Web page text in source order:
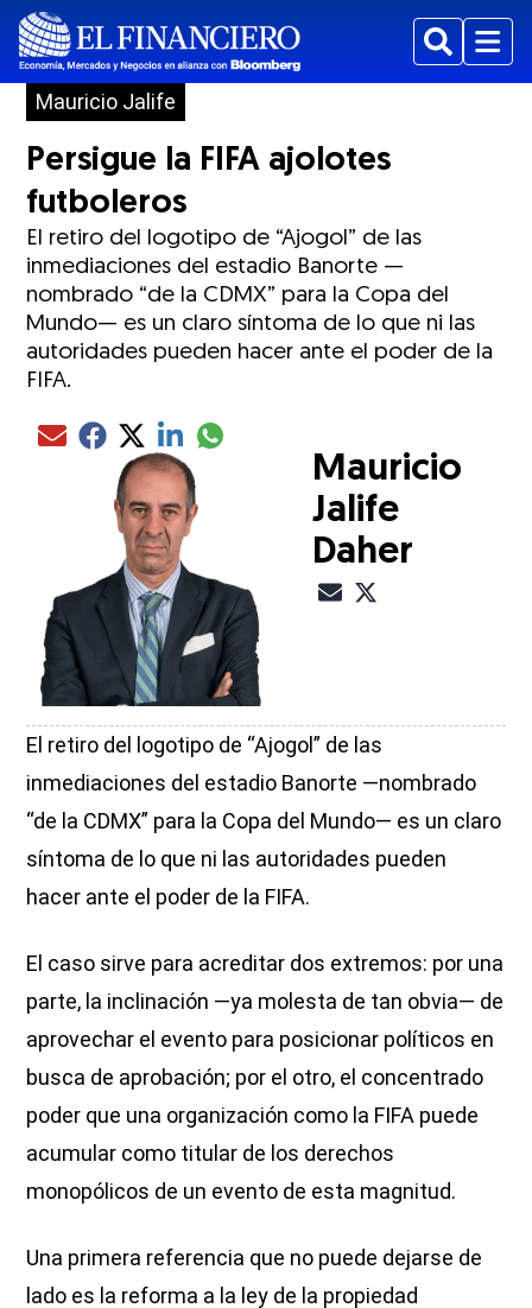
BuscarMenu
Mauricio Jalife
Persigue la FIFA ajolotes
futboleros
El retiro del logotipo de “Ajogol” de las
inmediaciones del estadio Banorte —
nombrado “de la CDMX” para la Copa del
Mundo— es un claro síntoma de lo que ni las
autoridades pueden hacer ante el poder de la
FIFA.
Compartir el artículo actual mediante Email
Compartir el artículo actual mediante Facebook
Compartir el artículo actual mediante Twitter
Compartir el artículo actual mediante LinkedIn
Compartir el artículo actual mediante
Mauricio
Jalife
Daher
El retiro del logotipo de “Ajogol” de las
inmediaciones del estadio Banorte —nombrado
“de la CDMX” para la Copa del Mundo— es un claro
síntoma de lo que ni las autoridades pueden
hacer ante el poder de la FIFA.
El caso sirve para acreditar dos extremos: por una
parte, la inclinación —ya molesta de tan obvia— de
aprovechar el evento para posicionar políticos en
busca de aprobación; por el otro, el concentrado
poder que una organización como la FIFA puede
acumular como titular de los derechos
monopólicos de un evento de esta magnitud.
Una primera referencia que no puede dejarse de
lado es la reforma a la ley de la propiedad